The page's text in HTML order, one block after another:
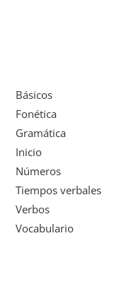
Básicos
Fonética
Gramática
Inicio
Números
Tiempos verbales
Verbos
Vocabulario